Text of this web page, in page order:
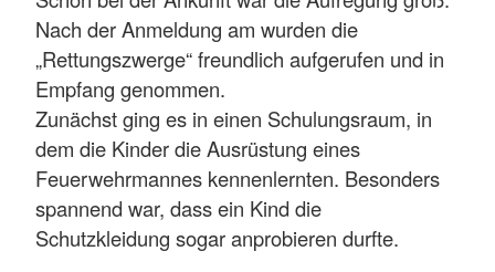
Nach der Anmeldung am wurden die
„Rettungszwerge“ freundlich aufgerufen und in
Empfang genommen.
Zunächst ging es in einen Schulungsraum, in
dem die Kinder die Ausrüstung eines
Feuerwehrmannes kennenlernten. Besonders
spannend war, dass ein Kind die
Schutzkleidung sogar anprobieren durfte.